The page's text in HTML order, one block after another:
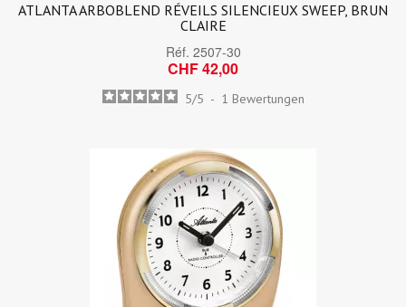
ATLANTA ARBOBLEND RÉVEILS SILENCIEUX SWEEP, BRUN
CLAIRE
Réf. 2507-30
CHF 42,00
5/5 - 1 Bewertungen